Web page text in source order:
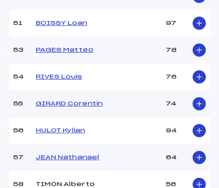
51 BOISSY Loan 97
53 PAGES Matteo 78
54 RIVES Louis 76
55 GIRARD Corentin 74
56 HULOT Kylian 94
57 JEAN Nathanael 64
58 TIMON Alberto 56